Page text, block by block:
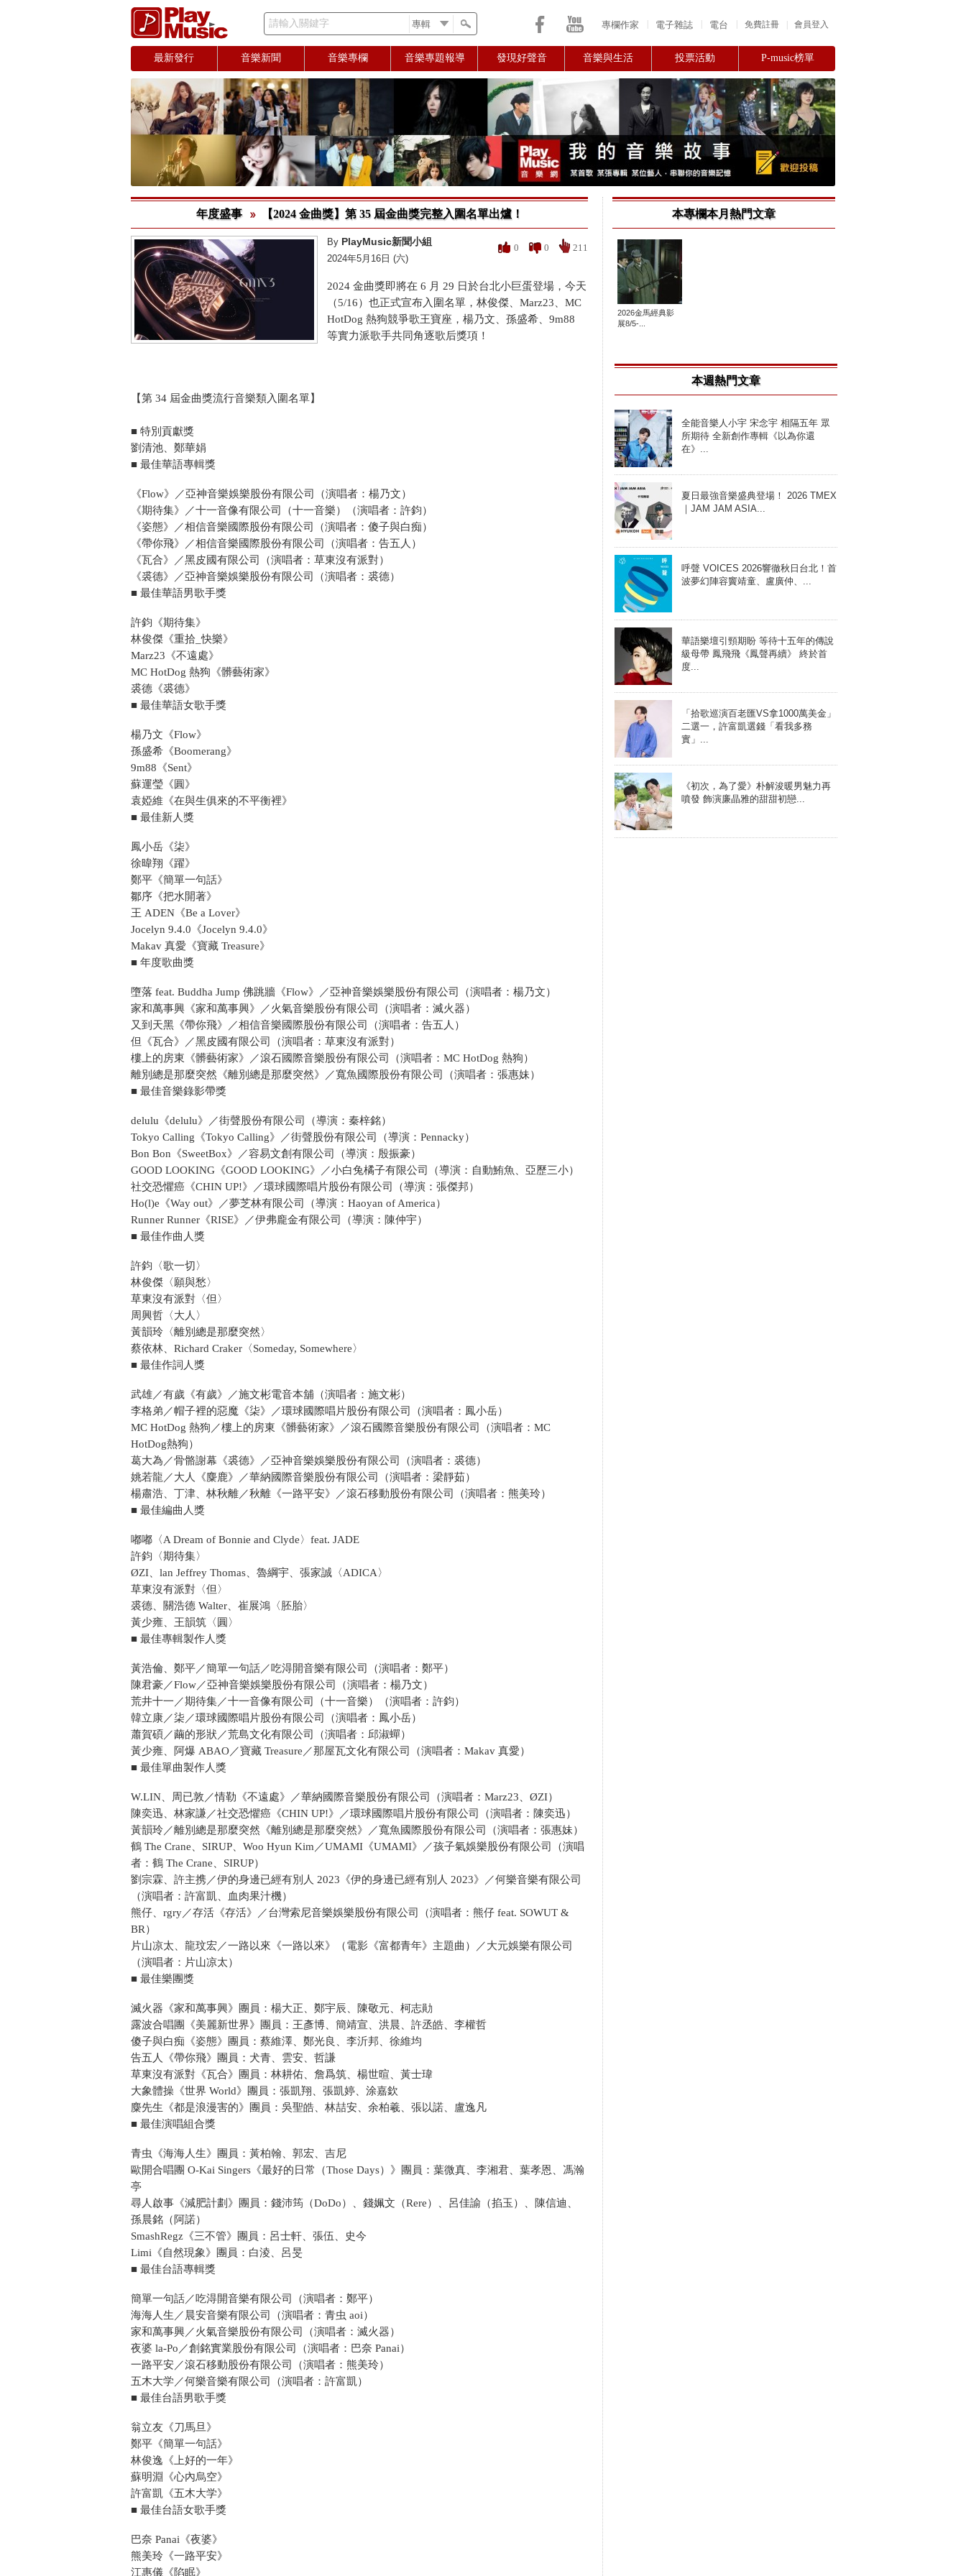
請輸入關鍵字 會員登入
免費註冊
專欄作家 電子雜誌 電台
最新發行 音樂新聞 音樂專欄 音樂專題報導 發現好聲音 音樂與生活 投票活動 P-music榜單
年度盛事 【2024 金曲獎】第 35 屆金曲獎完整入圍名單出爐！
0 0 211
By PlayMusic新聞小組
2024年5月16日 (六)
2024 金曲獎即將在 6 月 29 日於台北小巨蛋登場，今天
（5/16）也正式宣布入圍名單，林俊傑、Marz23、MC
HotDog 熱狗競爭歌王寶座，楊乃文、孫盛希、9m88
等實力派歌手共同角逐歌后獎項！
【第 34 屆金曲獎流行音樂類入圍名單】
■ 特別貢獻獎
劉清池、鄭華娟
■ 最佳華語專輯獎
《Flow》／亞神音樂娛樂股份有限公司（演唱者：楊乃文）
《期待集》／十一音像有限公司（十一音樂）（演唱者：許鈞）
《姿態》／相信音樂國際股份有限公司（演唱者：傻子與白痴）
《帶你飛》／相信音樂國際股份有限公司（演唱者：告五人）
《瓦合》／黑皮國有限公司（演唱者：草東沒有派對）
《裘德》／亞神音樂娛樂股份有限公司（演唱者：裘德）
■ 最佳華語男歌手獎
許鈞《期待集》
林俊傑《重拾_快樂》
Marz23《不遠處》
MC HotDog 熱狗《髒藝術家》
裘德《裘德》
■ 最佳華語女歌手獎
楊乃文《Flow》
孫盛希《Boomerang》
9m88《Sent》
蘇運瑩《圓》
袁婭維《在與生俱來的不平衡裡》
■ 最佳新人獎
鳳小岳《柒》
徐暐翔《躍》
鄭平《簡單一句話》
鄒序《把水開著》
王 ADEN《Be a Lover》
Jocelyn 9.4.0《Jocelyn 9.4.0》
Makav 真愛《寶藏 Treasure》
■ 年度歌曲獎
墮落 feat. Buddha Jump 佛跳牆《Flow》／亞神音樂娛樂股份有限公司（演唱者：楊乃文）
家和萬事興《家和萬事興》／火氣音樂股份有限公司（演唱者：滅火器）
又到天黑《帶你飛》／相信音樂國際股份有限公司（演唱者：告五人）
但《瓦合》／黑皮國有限公司（演唱者：草東沒有派對）
樓上的房東《髒藝術家》／滾石國際音樂股份有限公司（演唱者：MC HotDog 熱狗）
離別總是那麼突然《離別總是那麼突然》／寬魚國際股份有限公司（演唱者：張惠妹）
■ 最佳音樂錄影帶獎
delulu《delulu》／街聲股份有限公司（導演：秦梓銘）
Tokyo Calling《Tokyo Calling》／街聲股份有限公司（導演：Pennacky）
Bon Bon《SweetBox》／容易文創有限公司（導演：殷振豪）
GOOD LOOKING《GOOD LOOKING》／小白兔橘子有限公司（導演：自動鮪魚、亞歷三小）
社交恐懼癌《CHIN UP!》／環球國際唱片股份有限公司（導演：張傑邦）
Ho(l)e《Way out》／夢芝林有限公司（導演：Haoyan of America）
Runner Runner《RISE》／伊弗龐金有限公司（導演：陳仲宇）
■ 最佳作曲人獎
許鈞〈歌一切〉
林俊傑〈願與愁〉
草東沒有派對〈但〉
周興哲〈大人〉
黃韻玲〈離別總是那麼突然〉
蔡依林、Richard Craker〈Someday, Somewhere〉
■ 最佳作詞人獎
武雄／有歲《有歲》／施文彬電音本舖（演唱者：施文彬）
李格弟／帽子裡的惡魔《柒》／環球國際唱片股份有限公司（演唱者：鳳小岳）
MC HotDog 熱狗／樓上的房東《髒藝術家》／滾石國際音樂股份有限公司（演唱者：MC
HotDog熱狗）
葛大為／骨骼謝幕《裘德》／亞神音樂娛樂股份有限公司（演唱者：裘德）
姚若龍／大人《麋鹿》／華納國際音樂股份有限公司（演唱者：梁靜茹）
楊肅浩、丁津、林秋離／秋離《一路平安》／滾石移動股份有限公司（演唱者：熊美玲）
■ 最佳編曲人獎
嘟嘟〈A Dream of Bonnie and Clyde〉feat. JADE
許鈞〈期待集〉
ØZI、lan Jeffrey Thomas、魯綱宇、張家誠〈ADICA〉
草東沒有派對〈但〉
裘德、關浩德 Walter、崔展鴻〈胚胎〉
黃少雍、王韻筑〈圓〉
■ 最佳專輯製作人獎
黃浩倫、鄭平／簡單一句話／吃淂開音樂有限公司（演唱者：鄭平）
陳君豪／Flow／亞神音樂娛樂股份有限公司（演唱者：楊乃文）
荒井十一／期待集／十一音像有限公司（十一音樂）（演唱者：許鈞）
韓立康／柒／環球國際唱片股份有限公司（演唱者：鳳小岳）
蕭賀碩／繭的形狀／荒島文化有限公司（演唱者：邱淑蟬）
黃少雍、阿爆 ABAO／寶藏 Treasure／那屋瓦文化有限公司（演唱者：Makav 真愛）
■ 最佳單曲製作人獎
W.LIN、周已敦／情勒《不遠處》／華納國際音樂股份有限公司（演唱者：Marz23、ØZI）
陳奕迅、林家謙／社交恐懼癌《CHIN UP!》／環球國際唱片股份有限公司（演唱者：陳奕迅）
黃韻玲／離別總是那麼突然《離別總是那麼突然》／寬魚國際股份有限公司（演唱者：張惠妹）
鶴 The Crane、SIRUP、Woo Hyun Kim／UMAMI《UMAMI》／孩子氣娛樂股份有限公司（演唱
者：鶴 The Crane、SIRUP）
劉宗霖、許主携／伊的身邊已經有別人 2023《伊的身邊已經有別人 2023》／何樂音樂有限公司
（演唱者：許富凱、血肉果汁機）
熊仔、rgry／存活《存活》／台灣索尼音樂娛樂股份有限公司（演唱者：熊仔 feat. SOWUT &
BR）
片山凉太、龍玟宏／一路以來《一路以來》（電影《富都青年》主題曲）／大元娛樂有限公司
（演唱者：片山凉太）
■ 最佳樂團獎
滅火器《家和萬事興》團員：楊大正、鄭宇辰、陳敬元、柯志勛
露波合唱團《美麗新世界》團員：王彥博、簡靖宣、洪晨、許丞皓、李權哲
傻子與白痴《姿態》團員：蔡維澤、鄭光良、李沂邦、徐維均
告五人《帶你飛》團員：犬青、雲安、哲謙
草東沒有派對《瓦合》團員：林耕佑、詹爲筑、楊世暄、黃士瑋
大象體操《世界 World》團員：張凱翔、張凱婷、涂嘉欽
麋先生《都是浪漫害的》團員：吳聖皓、林喆安、余柏羲、張以諾、盧逸凡
■ 最佳演唱組合獎
青虫《海海人生》團員：黃柏翰、郭宏、吉尼
歐開合唱團 O-Kai Singers《最好的日常（Those Days）》團員：葉微真、李湘君、葉孝恩、馮瀚
亭
尋人啟事《減肥計劃》團員：錢沛筠（DoDo）、錢姵文（Rere）、呂佳諭（掐玉）、陳信迪、
孫晨銘（阿諾）
SmashRegz《三不管》團員：呂士軒、張伍、史今
Limi《自然現象》團員：白淩、呂旻
■ 最佳台語專輯獎
簡單一句話／吃淂開音樂有限公司（演唱者：鄭平）
海海人生／晨安音樂有限公司（演唱者：青虫 aoi）
家和萬事興／火氣音樂股份有限公司（演唱者：滅火器）
夜婆 la-Po／創銘實業股份有限公司（演唱者：巴奈 Panai）
一路平安／滾石移動股份有限公司（演唱者：熊美玲）
五木大学／何樂音樂有限公司（演唱者：許富凱）
■ 最佳台語男歌手獎
翁立友《刀馬旦》
鄭平《簡單一句話》
林俊逸《上好的一年》
蘇明淵《心內烏空》
許富凱《五木大学》
■ 最佳台語女歌手獎
巴奈 Panai《夜婆》
熊美玲《一路平安》
江惠儀《陷眠》
本專欄本月熱門文章
2026金馬經典影
展8/5-...
本週熱門文章
全能音樂人小宇 宋念宇 相隔五年 眾
所期待 全新創作專輯《以為你還
在》...
夏日最強音樂盛典登場！ 2026 TMEX
｜JAM JAM ASIA...
呼聲 VOICES 2026響徹秋日台北！首
波夢幻陣容竇靖童、盧廣仲、...
華語樂壇引頸期盼 等待十五年的傳說
級母帶 鳳飛飛《鳳聲再續》 終於首
度...
「拾歌巡演百老匯VS拿1000萬美金」
二選一，許富凱選錢「看我多務
實」...
《初次，為了愛》朴解浚暖男魅力再
噴發 飾演廉晶雅的甜甜初戀...